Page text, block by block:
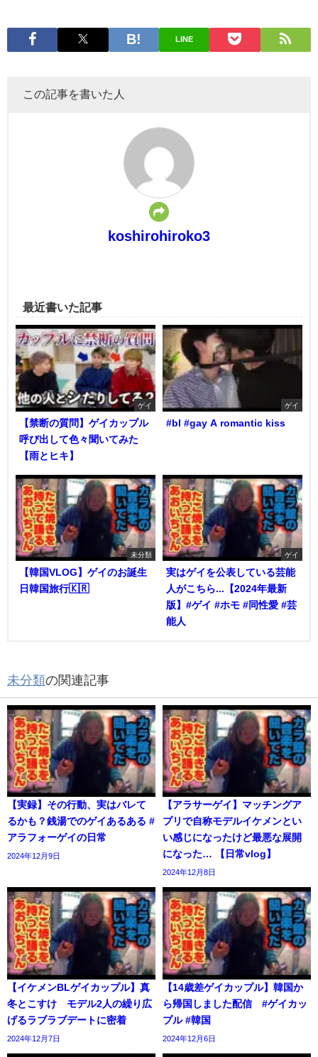
LINE
この記事を書いた人
koshirohiroko3
最近書いた記事
ゲイ
【禁断の質問】ゲイカップル
呼び出して色々聞いてみた
【雨とヒキ】
ゲイ
#bl #gay A romantic kiss
未分類
【韓国VLOG】ゲイのお誕生
日韓国旅行🇰🇷
ゲイ
実はゲイを公表している芸能
人がこちら...【2024年最新
版】#ゲイ #ホモ #同性愛 #芸
能人
未分類の関連記事
【実録】その行動、実はバレて
るかも？銭湯でのゲイあるある #
アラフォーゲイの日常
2024年12月9日
【アラサーゲイ】マッチングア
プリで自称モデルイケメンとい
い感じになったけど最悪な展開
になった… 【日常vlog】
2024年12月8日
【イケメンBLゲイカップル】真
冬とこすけ モデル2人の繰り広
げるラブラブデートに密着
2024年12月7日
【14歳差ゲイカップル】韓国か
ら帰国しました配信 #ゲイカッ
プル #韓国
2024年12月6日